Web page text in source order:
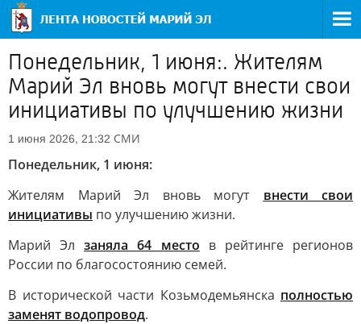
Понедельник, 1 июня:. Жителям
Марий Эл вновь могут внести свои
инициативы по улучшению жизни
1 июня 2026, 21:32 СМИ
Понедельник, 1 июня:
Жителям Марий Эл вновь могут внести свои
инициативы по улучшению жизни.
Марий Элзаняла 64 место в рейтинге регионов
России по благосостоянию семей.
В исторической части Козьмодемьянска полностью
заменят водопровод.